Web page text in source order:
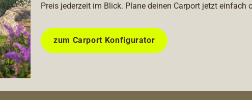
Preis jederzeit im Blick. Plane deinen Carport jetzt einfach
zum Carport Konfigurator